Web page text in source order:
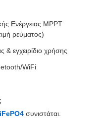
Ενέργειας MPPT
ρεύματος)
& εγχειρίδιο χρήσης
WiFi
συνιστάται.